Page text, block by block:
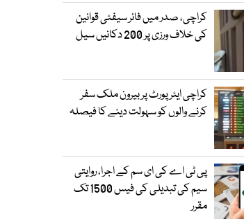
کراچی، صدر میں فائر سیفٹی قوانین
کی خلاف ورزی پر 200 دکانیں سیل
کراچی ایئرپورٹ پر بیرون ملک سفر
کرنے والوں کو سہولت دینے کا فیصلہ
پی ٹی اے کی ای سم کے اجرا، روایتی
سیم کی تبدیلی کی فیس 1500 تک
مقرر